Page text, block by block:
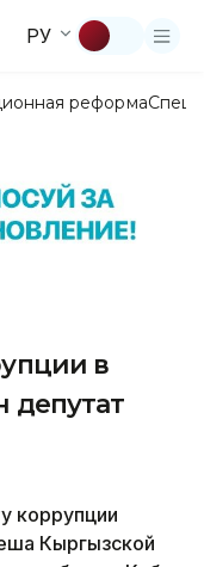
РУ
реформа
в
депутат
Кыргызской